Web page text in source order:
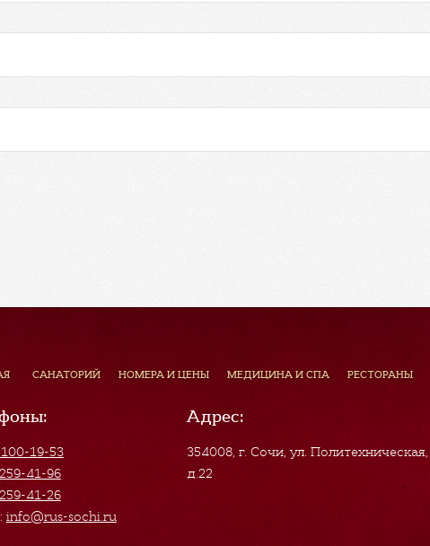
САНАТОРИЙ НОМЕРА И ЦЕНЫ МЕДИЦИНА И СПА РЕСТОРАНЫ
19-53
41-96
41-26
info@rus-sochi.ru
Адрес:
354008, г. Сочи,ул. Политехническая,
д.22